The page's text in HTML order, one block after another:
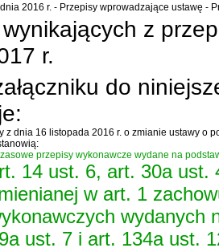
2016 r. - Przepisy wprowadzające ustawę -
z
r.
do
z dnia 16 listopada 2016 r. o zmianie ustawy
przepisy wykonawcze wydane na
14 ust. 6, art. 30a ust.
w art. 1
wydanych
ust. 7 i art. 134a ust.